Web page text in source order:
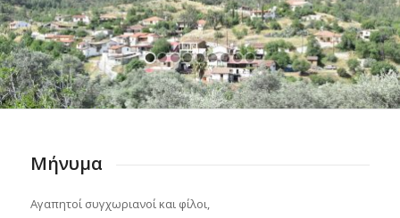
Μήνυμα
Αγαπητοί συγχωριανοί και φίλοι,